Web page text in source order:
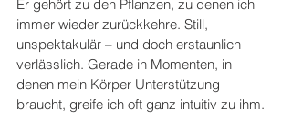
Er gehört zu den Pflanzen, zu denen ich
immer wieder zurückkehre. Still,
unspektakulär – und doch erstaunlich
verlässlich. Gerade in Momenten, in
denen mein Körper Unterstützung
braucht, greife ich oft ganz intuitiv zu ihm.